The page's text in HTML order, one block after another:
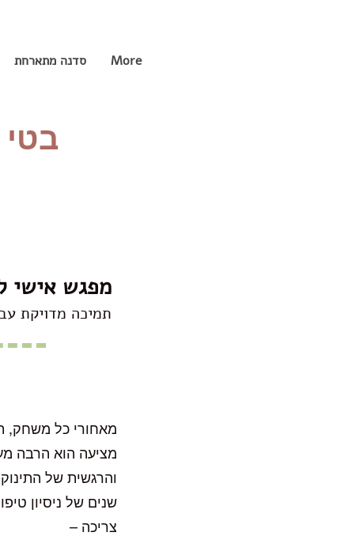
סדנה מתארחת More
בטי
מפגש אישי
תמיכה מדויקת
מאחורי כל משחק,
מציעה הוא הרבה
והרגשית של
שנים של ניסיון
צריכה –